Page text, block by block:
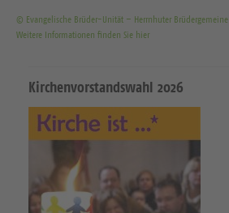
© Evangelische Brüder-Unität – Herrnhuter Brüdergemeine
Weitere Informationen finden Sie hier
Kirchenvorstandswahl 2026